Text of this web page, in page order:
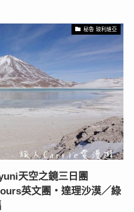
秘魯 玻利維亞
天空之鏡三日團
英文團‧達理沙漠／綠